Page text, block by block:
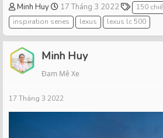
T
h
r
e
a
d
s
a
r
Minh Huy
S
t
a
r
t
a
e
17 Tháng 3 2022
T
a
g
s
150
inspiration series
lexus lexus lc 500
Minh Huy
Đam Mê Xe
17 Tháng 3 2022